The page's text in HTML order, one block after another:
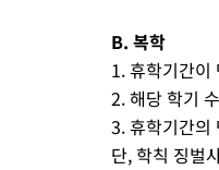
B. 복학
1. 휴학기간이
2. 해당 학기
3. 휴학기간의
단, 학칙 징벌